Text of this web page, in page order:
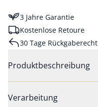
3 Jahre Garantie
Kostenlose Retoure
30 Tage Rückgaberecht
Produktbeschreibung
Verarbeitung